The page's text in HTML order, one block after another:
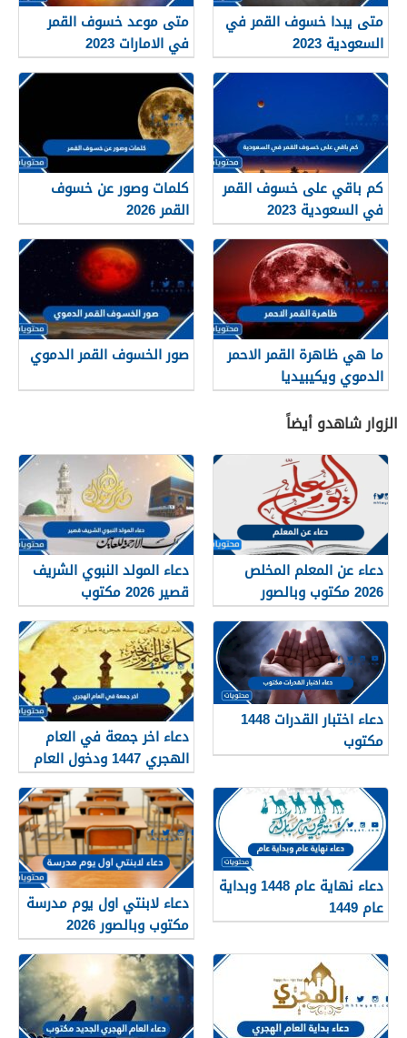
متى يبدا خسوف القمر في
السعودية 2023
متى موعد خسوف القمر
في الامارات 2023
كم باقي على خسوف القمر
في السعودية 2023
كلمات وصور عن خسوف
القمر 2026
ما هي ظاهرة القمر الاحمر
الدموي ويكيبيديا
صور الخسوف القمر الدموي
الزوار شاهدو أيضاً
دعاء عن المعلم المخلص
2026 مكتوب وبالصور
دعاء المولد النبوي الشريف
قصير 2026 مكتوب
دعاء اختبار القدرات 1448
مكتوب
دعاء اخر جمعة في العام
الهجري 1447 ودخول العام
الجديد 1448
دعاء نهاية عام 1448 وبداية
عام 1449
دعاء لابنتي اول يوم مدرسة
مكتوب وبالصور 2026